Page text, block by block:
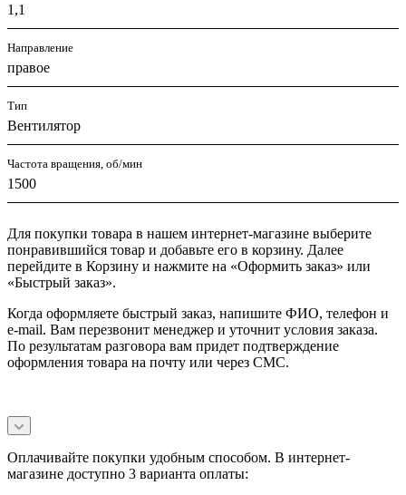
1,1
Направление
правое
Тип
Вентилятор
Частота вращения, об/мин
1500
Для покупки товара в нашем интернет-магазине выберите
понравившийся товар и добавьте его в корзину. Далее
перейдите в Корзину и нажмите на «Оформить заказ» или
«Быстрый заказ».
Когда оформляете быстрый заказ, напишите ФИО, телефон и
e-mail. Вам перезвонит менеджер и уточнит условия заказа.
По результатам разговора вам придет подтверждение
оформления товара на почту или через СМС.
Оплачивайте покупки удобным способом. В интернет-
магазине доступно 3 варианта оплаты: